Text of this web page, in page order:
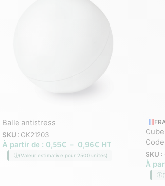
Balle antistress
SKU : GK21203
À partir de : 0,55€ – 0,96€ HT
(Valeur estimative pour 2500 unités) SKU :
À